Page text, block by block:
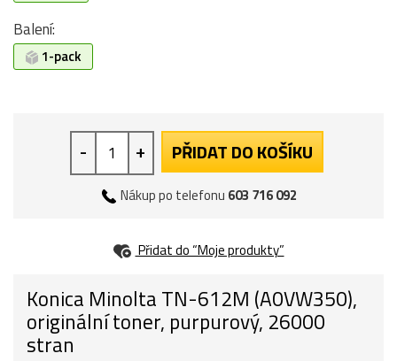
Balení:
1-pack
- + PŘIDAT DO KOŠÍKU
Nákup po telefonu 603 716 092
Přidat do “Moje produkty”
Konica Minolta TN-612M (A0VW350),
originální toner, purpurový, 26000
stran